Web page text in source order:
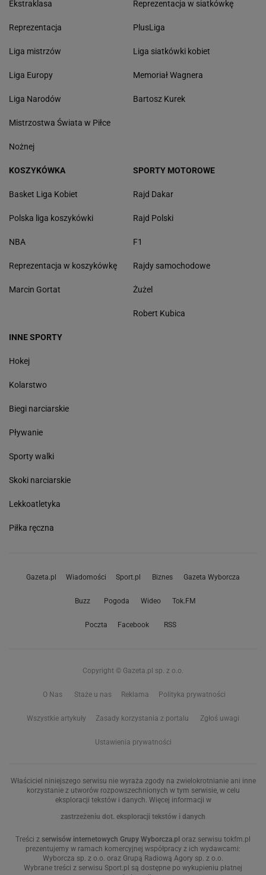
Ekstraklasa
Reprezentacja
Liga mistrzów
Liga Europy
Liga Narodów
Mistrzostwa Świata w Piłce
Nożnej
Reprezentacja w siatkówkę
PlusLiga
Liga siatkówki kobiet
Memoriał Wagnera
Bartosz Kurek
KOSZYKÓWKA
Basket Liga Kobiet
Polska liga koszykówki
NBA
Reprezentacja w koszykówkę
Marcin Gortat
SPORTY MOTOROWE
Rajd Dakar
Rajd Polski
F1
Rajdy samochodowe
Żużel
Robert Kubica
INNE SPORTY
Hokej
Kolarstwo
Biegi narciarskie
Pływanie
Sporty walki
Skoki narciarskie
Lekkoatletyka
Piłka ręczna
Gazeta.pl Wiadomości Sport.pl Biznes Gazeta Wyborcza
Buzz Pogoda Wideo Tok.FM
Poczta Facebook RSS
Copyright © Gazeta.pl sp. z o.o.
O Nas Staże u nas Reklama Polityka prywatności
Wszystkie artykuły Zasady korzystania z portalu Zgłoś uwagi
Ustawienia prywatności
Właściciel niniejszego serwisu nie wyraża zgody na zwielokrotnianie ani inne
korzystanie z utworów rozpowszechnionych w tym serwisie, w celu
eksploracji tekstów i danych. Więcej informacji w
zastrzeżeniu dot. eksploracji tekstów i danych
Treści z serwisów internetowych Grupy Wyborcza.pl oraz serwisu tokfm.pl
prezentujemy w ramach komercyjnej współpracy z ich wydawcami:
Wyborcza sp. z o.o. oraz Grupą Radiową Agory sp. z o.o.
Wybrane treści z serwisu Sport.pl są dostępne po wykupieniu płatnej